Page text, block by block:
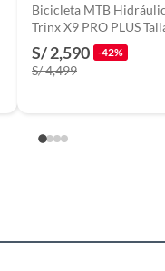
Bicicleta MTB
Trinx X9 PRO PLUS
- 15
S/ 2,590 -42%
S/ 4,499